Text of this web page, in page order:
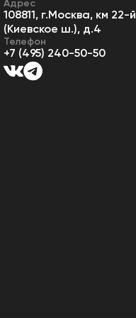
Адрес
108811, г.Москва, км 22-й
(Киевское ш.), д.4
Телефон
+7 (495) 240-50-50